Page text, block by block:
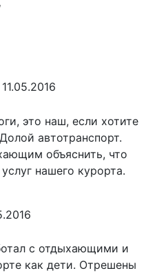
это наш, если хотите
автотранспорт.
объяснить, что
нашего курорта.
с отдыхающими и
как дети. Отрешены